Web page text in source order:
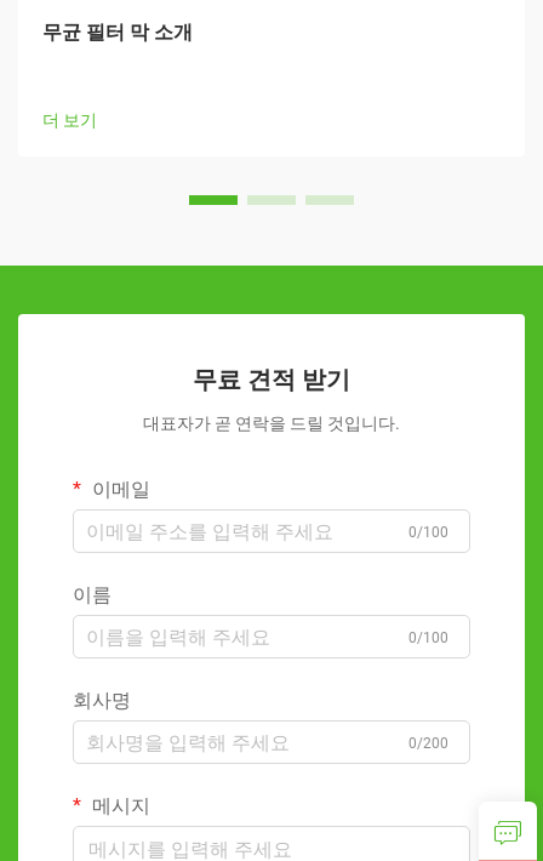
무균 필터 막 소개
더 보기
무료 견적 받기
대표자가 곧 연락을 드릴 것입니다.
이메일
0/100
이름
0/100
회사명
0/200
메시지